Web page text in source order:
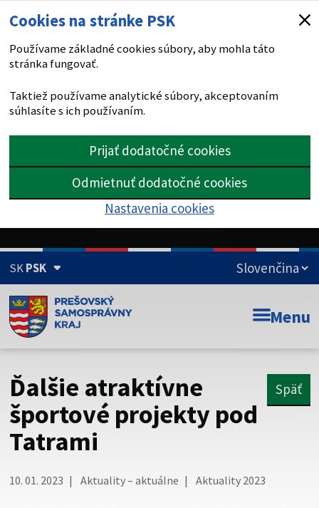
Cookies na stránke PSK
Používame základné cookies súbory, aby mohla táto
stránka fungovať.
Taktiež používame analytické súbory, akceptovaním
súhlasíte s ich používaním.
Prijať dodatočné cookies
Odmietnuť dodatočné cookies
Nastavenia cookies
SKPSK
Doména psk.sk je oficiálna
Toto je oficiálna webová stránka Prešovského
psk.sk.
Táto stránka je zabezpečená
Buďte pozorní a vždy sa uistite, že zdieľate informácie iba
cez zabezpečenú webovú stránku. Zabezpečená stránka
Menu
Ďalšie atraktívne
športové projekty pod
Tatrami
Späť
10. 01. 2023 Aktuality – aktuálne Aktuality 2023